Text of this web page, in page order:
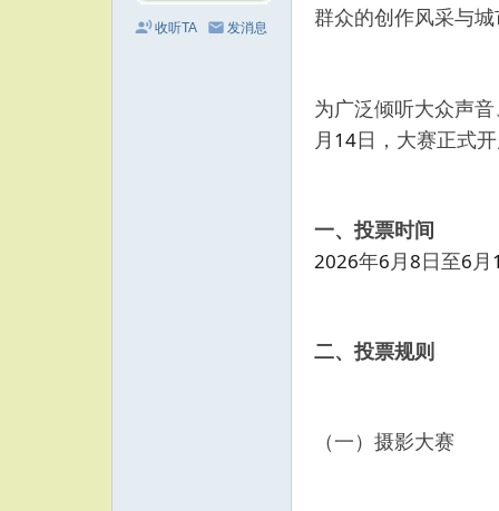
收听TA 发消息
群众的创作风采与
为广泛倾听大众声
月 14 日，大赛正式
一、投票时间
2026年6 月 8 日 至6 月
二、投票规则
（一）摄影大赛